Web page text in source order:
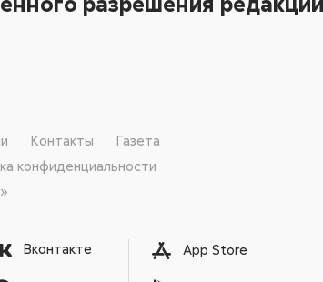
Контакты
Газета
конфиденциальности
Вконтакте App Store